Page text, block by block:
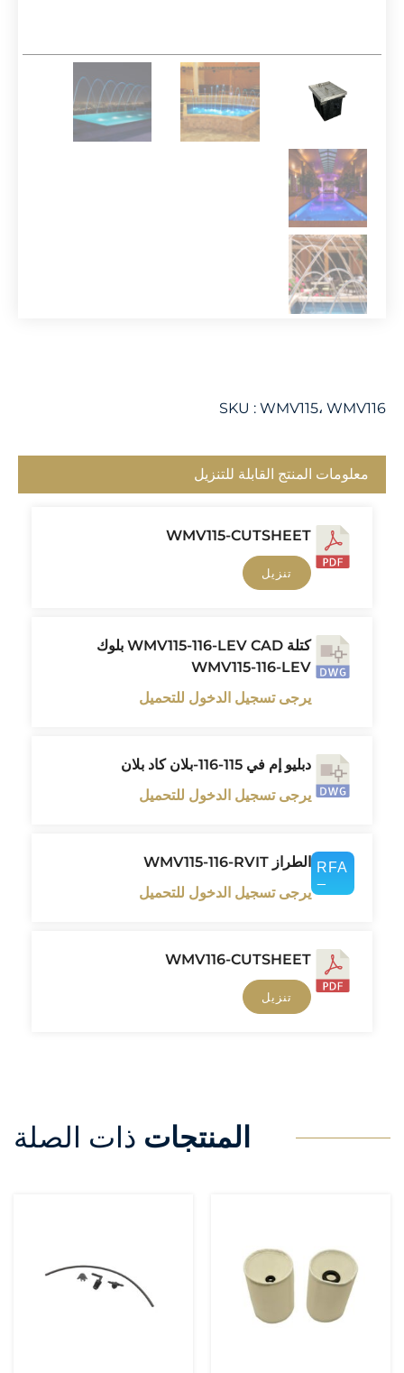
SKU : WMV115، WMV116
معلومات المنتج القابلة للتنزيل
WMV115-CUTSHEET
تنزيل
كتلة WMV115-116-LEV CAD بلوك
WMV115-116-LEV
يرجى تسجيل الدخول للتحميل
دبليو إم في 115-116-بلان كاد بلان
يرجى تسجيل الدخول للتحميل
الطراز WMV115-116-RVIT
يرجى تسجيل الدخول للتحميل
WMV116-CUTSHEET
تنزيل
المنتجات ذات الصلة